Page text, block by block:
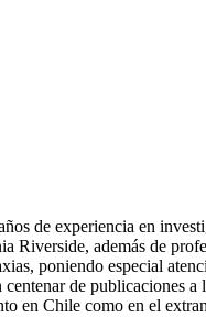
de experiencia en
Riverside, además de
poniendo especial
de publicaciones
en Chile como en el